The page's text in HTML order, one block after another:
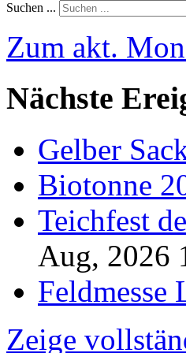
Suchen ...
Zum akt.
Nächste
Gelber
Biotonne
Teichfest
Aug, 2026
Feldmesse
Zeige